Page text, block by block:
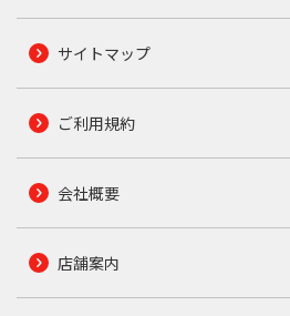
サイトマップ
ご利用規約
会社概要
店舗案内